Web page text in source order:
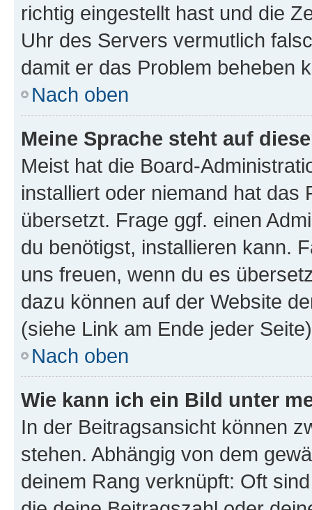
richtig eingestellt hast und die
Uhr des Servers vermutlich
damit er das Problem beheben
Nach oben
Meine Sprache steht auf
Meist hat die Board-
installiert oder niemand hat das
übersetzt. Frage ggf. einen
du benötigst, installieren kann.
uns freuen, wenn du es
dazu können auf der Website
(siehe Link am Ende jeder
Nach oben
Wie kann ich ein Bild unter
In der Beitragsansicht können
stehen. Abhängig von dem
deinem Rang verknüpft: Oft